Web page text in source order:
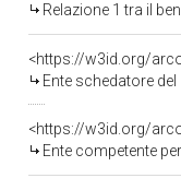
Relazione 1 tra il
<https://w3id.org/
Ente schedatore del
<https://w3id.org/
Ente competente per tutela